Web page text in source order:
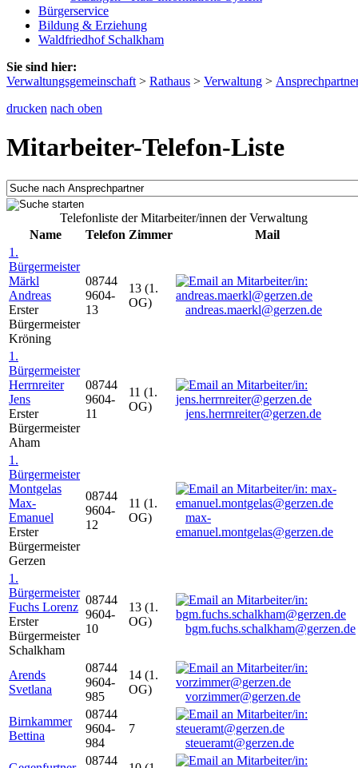
Bürgerservice
Bildung & Erziehung
Waldfriedhof Schalkham
Sie sind hier:
Verwaltungsgemeinschaft > Rathaus > Verwaltung >
drucken nach oben
Mitarbeiter-Telefon-Liste
Telefonliste der Mitarbeiter/innen der Verwaltung
Name
Telefon Zimmer
Mail
1.
Bürgermeister
Märkl
Andreas
Erster
Bürgermeister
Kröning
08744
9604-
13
13 (1.
OG)
andreas.maerkl@gerzen.de
1.
Bürgermeister
Herrnreiter
Jens
Erster
Bürgermeister
Aham
08744
9604-
11
11 (1.
OG)
jens.herrnreiter@gerzen.de
1.
Bürgermeister
Montgelas
Max-
Emanuel
Erster
Bürgermeister
Gerzen
08744
9604-
12
11 (1.
OG)
max-
emanuel.montgelas@gerzen.de
1.
Bürgermeister
Fuchs Lorenz
Erster
Bürgermeister
Schalkham
08744
9604-
10
13 (1.
OG)
bgm.fuchs.schalkham@gerzen.de
Arends
Svetlana
08744
9604-
985
14 (1.
OG)
vorzimmer@gerzen.de
Birnkammer
Bettina
08744
9604-
984
7
steueramt@gerzen.de
08744